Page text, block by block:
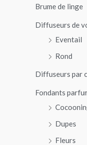
o
:
Brume de linge
Diffuseurs de
Eventail
Rond
Diffuseurs par
Fondants
Dupes
Fleurs